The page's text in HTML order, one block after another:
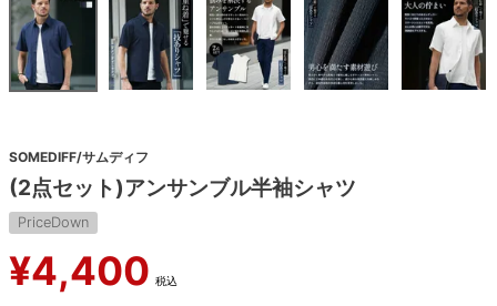
SOMEDIFF/サムディフ
(2点セット)アンサンブル半袖シャツ
PriceDown
¥4,400 税込